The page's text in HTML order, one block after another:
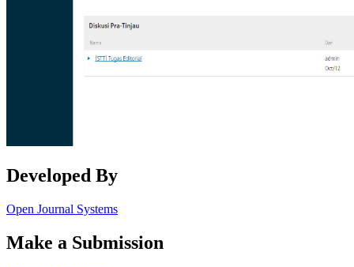
Developed By
Open Journal Systems
Make a Submission